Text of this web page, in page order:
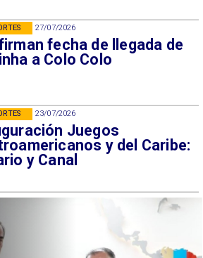
27/07/2026
fecha de llegada de
a Colo Colo
23/07/2026
Juegos
y del Caribe:
y Canal